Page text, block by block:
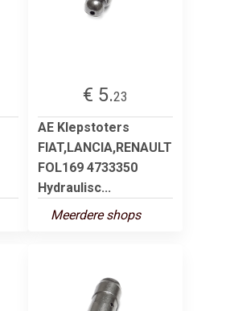
€ 5.23
AE Klepstoters
FIAT,LANCIA,RENAULT
FOL169 4733350
Hydraulisc...
Meerdere shops